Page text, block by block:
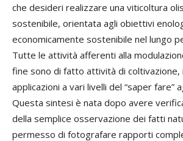
che desideri realizzare una viticoltura
sostenibile, orientata agli obiettivi
economicamente sostenibile nel lungo
Tutte le attività afferenti alla
fine sono di fatto attività di coltivazione,
applicazioni a vari livelli del “saper fare”
Questa sintesi è nata dopo avere
della semplice osservazione dei fatti
permesso di fotografare rapporti